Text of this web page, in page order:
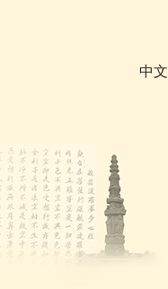
中文